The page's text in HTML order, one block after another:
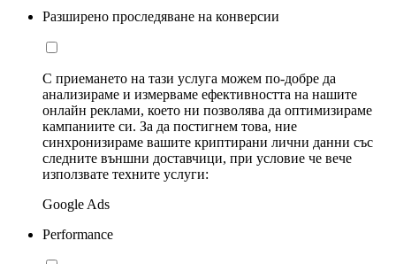
Разширено проследяване на конверсии
С приемането на тази услуга можем по-добре да
анализираме и измерваме ефективността на нашите
онлайн реклами, което ни позволява да оптимизираме
кампаниите си. За да постигнем това, ние
синхронизираме вашите криптирани лични данни със
следните външни доставчици, при условие че вече
използвате техните услуги:
Google Ads
Performance